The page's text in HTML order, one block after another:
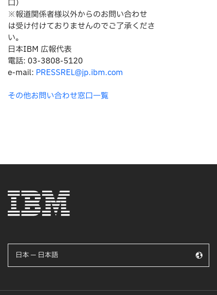
口）
※報道関係者様以外からのお問い合わせ
は受け付けておりませんのでご了承くださ
い。
日本IBM 広報代表
電話: 03-3808-5120
e-mail: PRESSREL@jp.ibm.com
その他お問い合わせ窓口一覧
日本 — 日本語